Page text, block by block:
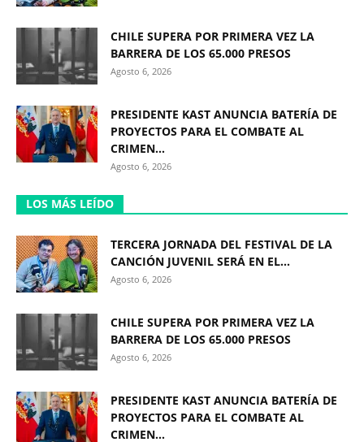
CHILE SUPERA POR PRIMERA VEZ LA
BARRERA DE LOS 65.000 PRESOS
Agosto 6, 2026
PRESIDENTE KAST ANUNCIA BATERÍA DE
PROYECTOS PARA EL COMBATE AL
CRIMEN...
Agosto 6, 2026
LOS MÁS LEÍDO
TERCERA JORNADA DEL FESTIVAL DE LA
CANCIÓN JUVENIL SERÁ EN EL...
Agosto 6, 2026
CHILE SUPERA POR PRIMERA VEZ LA
BARRERA DE LOS 65.000 PRESOS
Agosto 6, 2026
PRESIDENTE KAST ANUNCIA BATERÍA DE
PROYECTOS PARA EL COMBATE AL
CRIMEN...